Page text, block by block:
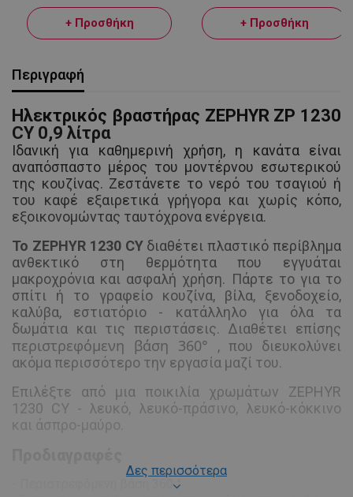
+ Προσθήκη + Προσθήκη
Περιγραφή
Ηλεκτρικός βραστήρας ZEPHYR ZP 1230
CY 0,9 λίτρα
Ιδανική για καθημερινή χρήση, η κανάτα είναι
αναπόσπαστο μέρος του μοντέρνου εσωτερικού
της κουζίνας. Ζεστάνετε το νερό του τσαγιού ή
του καφέ εξαιρετικά γρήγορα και χωρίς κόπο,
εξοικονομώντας ταυτόχρονα ενέργεια.
Το ZEPHYR 1230 CYδιαθέτει πλαστικό περίβλημα
ανθεκτικό στη θερμότητα που εγγυάται
μακροχρόνια και ασφαλή χρήση. Πάρτε το για το
σπίτι ή το γραφείο κουζίνα, βίλα, ξενοδοχείο,
καλύβα, εστιατόριο - κατάλληλο για όλα τα
δωμάτια και τις περιστάσεις. Διαθέτει επίσης
περιστρεφόμενη βάση 360°
, που διευκολύνει
ακόμα περισσότερο την εργασία μαζί του.
Επιλέξτε από μια ποικιλία χρωμάτων ZEPHYR
1230 CY - λευκό, λευκό-πράσινο, λευκό-κόκκινο
και άσπρο-μαύρο.
- Περιστρεφόμενη βάση 360 °
Δες περισσότερα